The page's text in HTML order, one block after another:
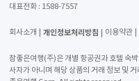
대표전화 : 1588-7557
회사소개 개인정보처리방침 이용약관
참좋은여행(주)은 개별 항공권과 호텔 숙
사자가 아니며 해당 상품의 거래 정보 및